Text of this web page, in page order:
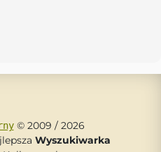
© 2009 / 2026
Wyszukiwarka